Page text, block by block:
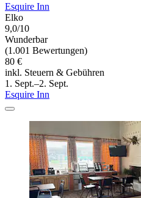
Esquire Inn
Elko
9,0/10
Wunderbar
(1.001 Bewertungen)
80 €
inkl. Steuern & Gebühren
1. Sept.–2. Sept.
Esquire Inn